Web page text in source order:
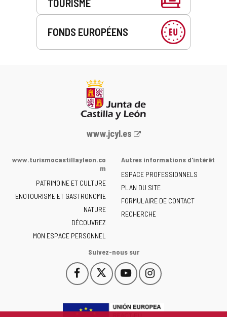
TOURISME
FONDS EUROPÉENS
Portail
la
de
Castilla
y
León
-
www.jcyl.es
www.turismocastillayleon.co
m
PATRIMOINE ET CULTURE
ENOTOURISME ET GASTRONOMIE
NATURE
DÉCOUVREZ
MON ESPACE PERSONNEL
Autres informations d'intérêt
ESPACE PROFESSIONNELS
PLAN DU SITE
FORMULAIRE DE CONTACT
RECHERCHE
Suivez-nous sur
Facebook
Este
enlace
abrirá
Este
enlace
abrirá
YouTube
Este
enlace
abrirá
Instagram
Este
enlace
abrirá